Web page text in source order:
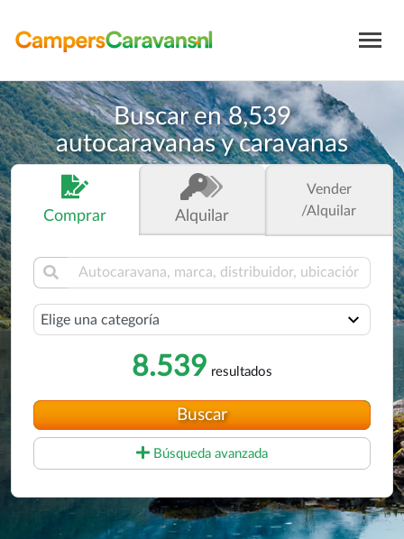
Comprar Alquilar
Vender
/Alquilar
Selecciona una categoría
8.539 resultados
Búsqueda avanzada
Buscar
Buscar en8,539
autocaravanas y caravanas